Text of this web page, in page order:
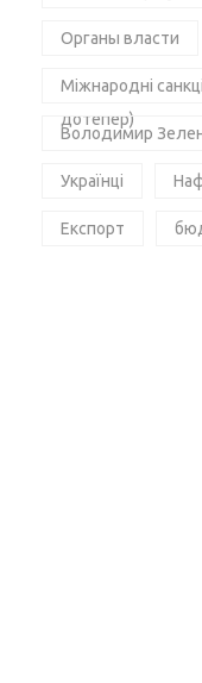
Органы власти
Міжнародні
дотепер)
Володимир
Українці
Експорт